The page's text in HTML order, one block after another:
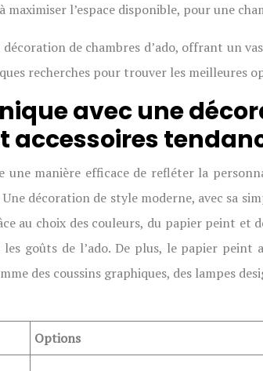
maximiser l’espace disponible, pour une
de chambres d’ado, offrant un
recherches pour trouver les meilleures
avec une
accessoires
une manière efficace de refléter la
décoration de style moderne, avec sa
au choix des couleurs, du papier peint et
goûts de l’ado. De plus, le papier
des coussins graphiques, des lampes
Options